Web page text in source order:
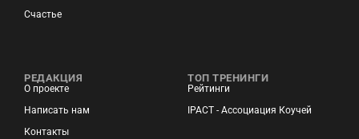
Счастье
РЕДАКЦИЯ
О проекте
Написать нам
Контакты
ТОП ТРЕНИНГИ
Рейтинги
IPACT - Ассоциация Коучей